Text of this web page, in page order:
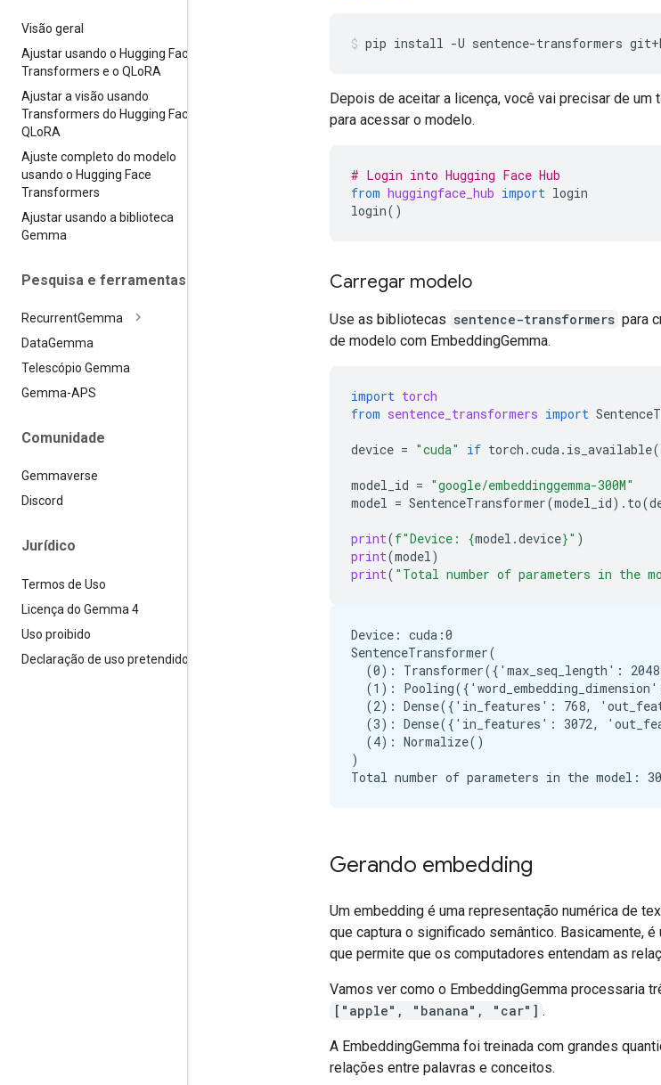
Visão geral
Ajustar usando o Hugging Face
Transformers e o QLoRA
Ajustar a visão usando
Transformers do Hugging Face e
QLoRA
Ajuste completo do modelo
usando o Hugging Face
Transformers
Ajustar usando a biblioteca
Gemma
Pesquisa e ferramentas
RecurrentGemma
DataGemma
Telescópio Gemma
Gemma-APS
Comunidade
Gemmaverse
Discord
Jurídico
Termos de Uso
Licença do Gemma 4
Uso proibido
Declaração de uso pretendido
pip install -U sentence-transformers
Depois de aceitar a licença, você vai precisar de um
para acessar o modelo.
# Login into Hugging Face Hub
from huggingface_hub import login
login()
Carregar modelo
Use as bibliotecas sentence-transformers para
de modelo com EmbeddingGemma.
import torch
from sentence_transformers import
device = "cuda" if torch .cuda. is_available
model_id = "google/embeddinggemma-300M"
model = SentenceTransformer(model_id) . to(
print(f"Device: {model .device}" )
print(model)
print( "Total number of parameters in the
Device: cuda:0
SentenceTransformer(
(0): Transformer({'max_seq_length':
(1):
(2): Dense({'in_features': 768,
(3): Dense({'in_features': 3072,
  (4): Normalize()
)
Gerando embedding
Um embedding é uma representação numérica de
que captura o significado semântico. Basicamente,
que permite que os computadores entendam as
Vamos ver como o EmbeddingGemma processaria
["apple", "banana", "car"] .
A EmbeddingGemma foi treinada com grandes
relações entre palavras e conceitos.